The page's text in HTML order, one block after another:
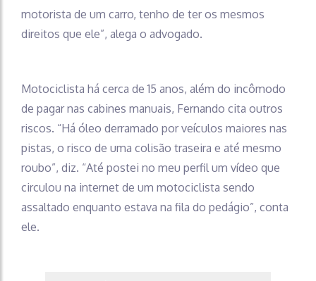
motorista de um carro, tenho de ter os mesmos
direitos que ele”, alega o advogado.
Motociclista há cerca de 15 anos, além do incômodo
de pagar nas cabines manuais, Fernando cita outros
riscos. “Há óleo derramado por veículos maiores nas
pistas, o risco de uma colisão traseira e até mesmo
roubo”, diz. “Até postei no meu perfil um vídeo que
circulou na internet de um motociclista sendo
assaltado enquanto estava na fila do pedágio”, conta
ele.